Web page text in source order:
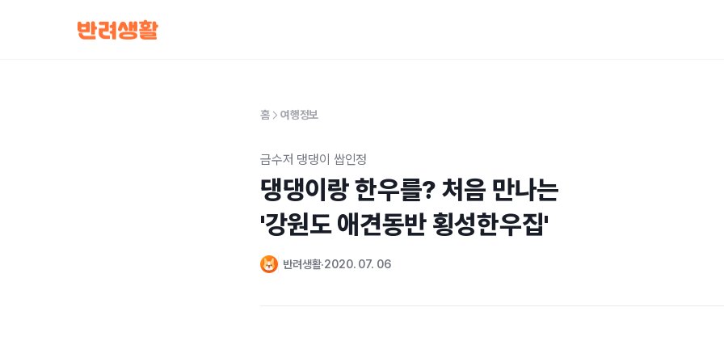
홈 여행정보
금수저 댕댕이 쌉인정
댕댕이랑 한우를? 처음 만나는
'강원도 애견동반 횡성한우집'
반려생활 2020. 07. 06